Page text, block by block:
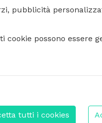
pubblicità
cookie possono essere
tutti i cookies